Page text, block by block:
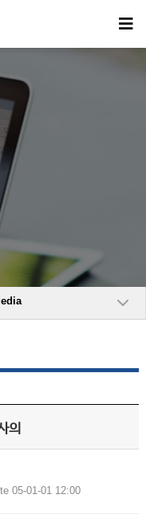
의
05-01-01 12:00